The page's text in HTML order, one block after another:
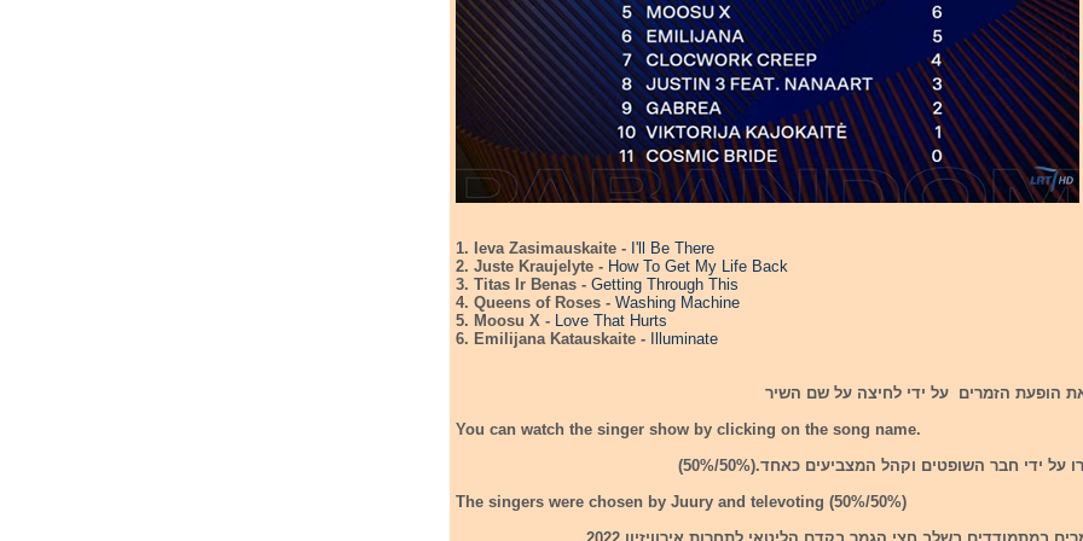
1. Ieva Zasimauskaite - I'll Be There
2. Juste Kraujelyte - How To Get My Life Back
3. Titas Ir Benas - Getting Through This
4. Queens of Roses - Washing Machine
5. Moosu X - Love That Hurts
6. Emilijana Katauskaite -
Illuminate
את הופעת הזמרים על ידי לחיצה על שם השיר
You can watch the singer show by clicking on the song name.
על ידי חבר השופטים וקהל המצביעים כאחד.(50%/50%)
The singers were chosen by Juury and televoting (50%/50%)